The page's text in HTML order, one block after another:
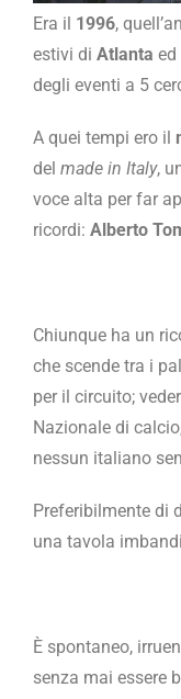
Era il 1996,
estivi di Atlanta ed
degli eventi a 5
A quei tempi ero il
del made in Italy,
voce alta per far
ricordi: Alberto
Chiunque ha un
che scende tra i
per il circuito;
Nazionale di
nessun italiano
Preferibilmente di
una tavola
È spontaneo,
senza mai essere